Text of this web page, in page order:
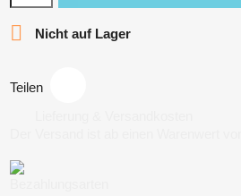
 Nicht auf Lager
Teilen